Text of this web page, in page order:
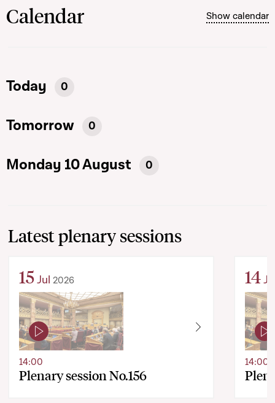
Calendar Show calendar
Today 0
Tomorrow 0
Monday 10 August 0
Latest plenary sessions
15Jul 2026
Plenary session No.156
14:00
14
14:00